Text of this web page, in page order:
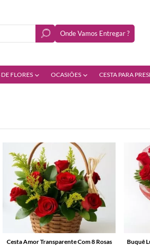
Onde Vamos Entregar ?
FLORES OCASIÕES CESTA PARA
Cesta Amor Transparente Com 8 Rosas Buquê